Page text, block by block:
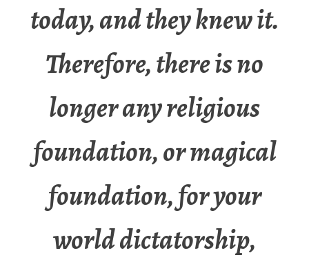
today, and they knew it.
Therefore, there is no
longer any religious
foundation, or magical
foundation, for your
world dictatorship,